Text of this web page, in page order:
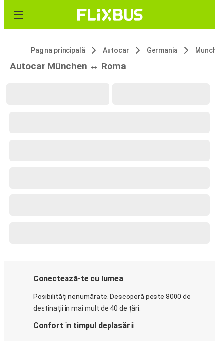
Pagina principală Autocar Germania
Autocar München ↔ Roma
Conectează-te cu lumea
Posibilități nenumărate. Descoperă peste 8000 de
destinații în mai mult de 40 de țări.
Confort în timpul deplasării